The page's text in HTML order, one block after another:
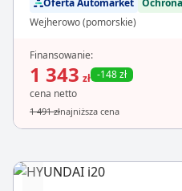
Oferta Automarket
Wejherowo (pomorskie)
Finansowanie:
1 343 zł -148 zł
cena netto
1 491 złnajniższa cena